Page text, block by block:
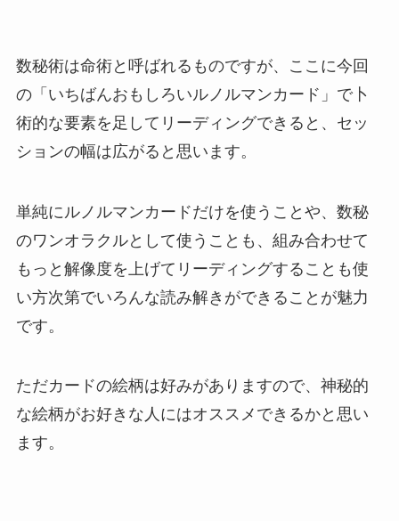
数秘術は命術と呼ばれるものですが、ここに今回
の「いちばんおもしろいルノルマンカード」で卜
術的な要素を足してリーディングできると、セッ
ションの幅は広がると思います。
単純にルノルマンカードだけを使うことや、数秘
のワンオラクルとして使うことも、組み合わせて
もっと解像度を上げてリーディングすることも使
い方次第でいろんな読み解きができることが魅力
です。
ただカードの絵柄は好みがありますので、神秘的
な絵柄がお好きな人にはオススメできるかと思い
ます。